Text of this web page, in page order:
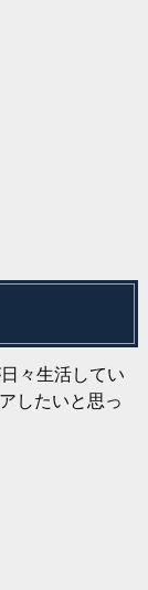
々生活してい
したいと思っ